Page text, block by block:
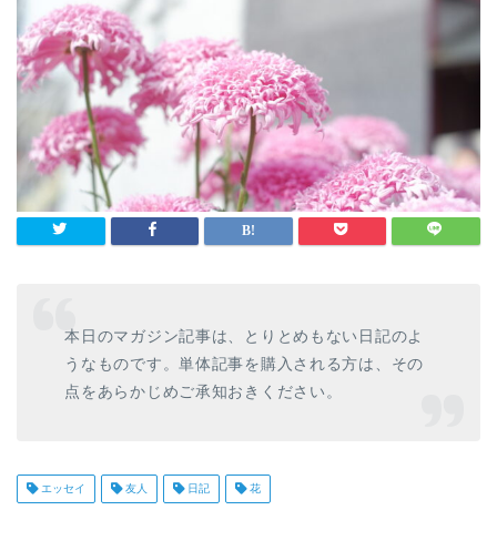
本日のマガジン記事は、とりとめもない日記のよ
うなものです。単体記事を購入される方は、その
点をあらかじめご承知おきください。
エッセイ 友人 日記 花